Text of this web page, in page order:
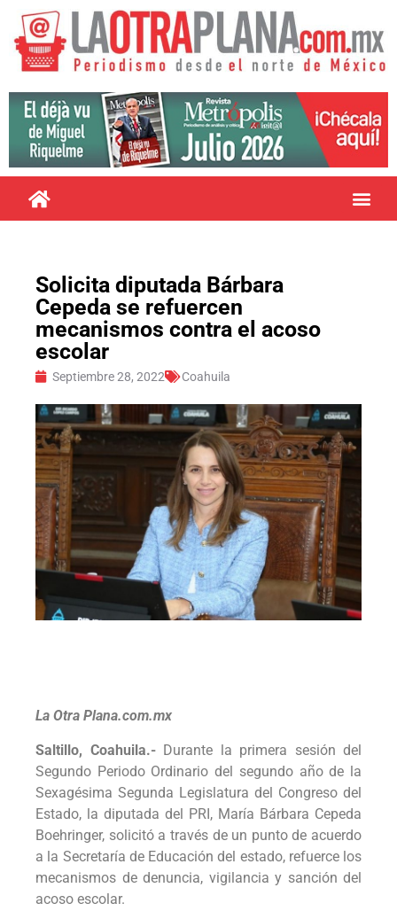
Solicita diputada Bárbara
Cepeda se refuercen
mecanismos contra el acoso
escolar
Septiembre 28, 2022 Coahuila
La Otra Plana.com.mx
Saltillo, Coahuila.-Durante la primera sesión del
Segundo Periodo Ordinario del segundo año de la
Sexagésima Segunda Legislatura del Congreso del
Estado, la diputada del PRI, María Bárbara Cepeda
Boehringer, solicitó a través de un punto de acuerdo
a la Secretaría de Educación del estado, refuerce los
mecanismos de denuncia, vigilancia y sanción del
acoso escolar.